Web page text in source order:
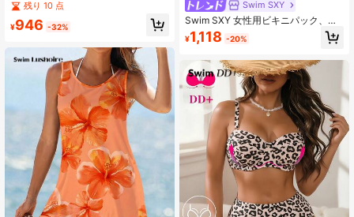
チ トロピカル植物柄 ホルターネック
リボン セクシー ファッション ビキ
ニ 2点セット 水着
残り 10 点
¥946 -32%
Swim SXY
Swim SXY 女性用ビキニパック、ネ
オンカラーの蛍光色、ホルターネッ
クタイ、アンダーワイヤー付きプッ
¥1,118 -20%